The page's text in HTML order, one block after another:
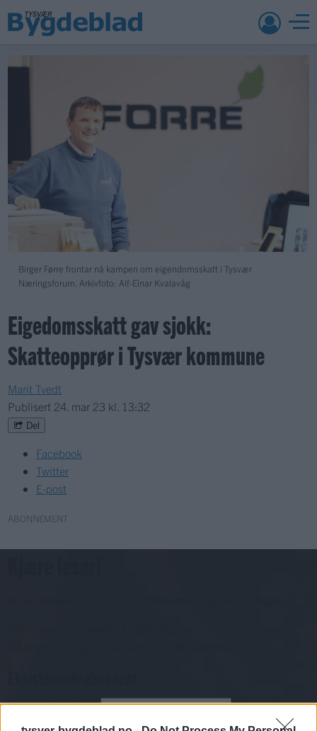
Birger Førre frontar nå kampen om eigendomsskatt i Tysvær
Næringsforum. Arkivfoto: Alf-Einar Kvalavåg
Eigedomsskatt gav sjokk:
Skatteopprør i Tysvær kommune
Marit Tvedt
Publisert 24. mar 23 kl. 13:32
Del
Facebook
Twitter
E-post
ABONNEMENT
Abo. nr eller e-post
Har du gløymt passordet?